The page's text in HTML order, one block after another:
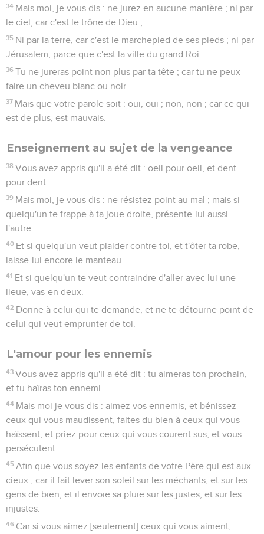
34 Mais moi, je vous dis : ne jurez en aucune manière ; ni par
le ciel, car c'est le trône de Dieu ;
35 Ni par la terre, car c'est le marchepied de ses pieds ; ni par
Jérusalem, parce que c'est la ville du grand Roi.
36 Tu ne jureras point non plus par ta tête ; car tu ne peux
faire un cheveu blanc ou noir.
37 Mais que votre parole soit : oui, oui ; non, non ; car ce qui
est de plus, est mauvais.
Enseignement au sujet de la vengeance
38 Vous avez appris qu'il a été dit : oeil pour oeil, et dent
pour dent.
39 Mais moi, je vous dis : ne résistez point au mal ; mais si
quelqu'un te frappe à ta joue droite, présente-lui aussi
l'autre.
40 Et si quelqu'un veut plaider contre toi, et t'ôter ta robe,
laisse-lui encore le manteau.
41 Et si quelqu'un te veut contraindre d'aller avec lui une
lieue, vas-en deux.
42 Donne à celui qui te demande, et ne te détourne point de
celui qui veut emprunter de toi.
L'amour pour les ennemis
43 Vous avez appris qu'il a été dit : tu aimeras ton prochain,
et tu haïras ton ennemi.
44 Mais moi je vous dis : aimez vos ennemis, et bénissez
ceux qui vous maudissent, faites du bien à ceux qui vous
haïssent, et priez pour ceux qui vous courent sus, et vous
persécutent.
45 Afin que vous soyez les enfants de votre Père qui est aux
cieux ; car il fait lever son soleil sur les méchants, et sur les
gens de bien, et il envoie sa pluie sur les justes, et sur les
injustes.
46 Car si vous aimez [seulement] ceux qui vous aiment,